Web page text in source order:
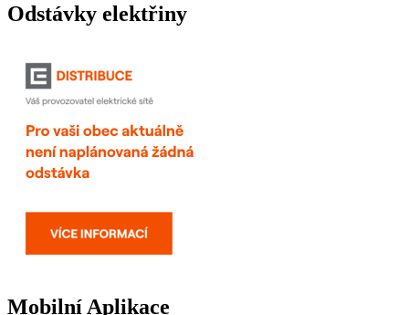
Odstávky elektřiny
Mobilní Aplikace